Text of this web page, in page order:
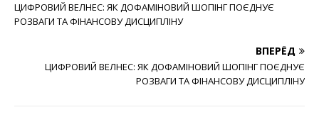
ЦИФРОВИЙ ВЕЛНЕС: ЯК ДОФАМІНОВИЙ ШОПІНГ ПОЄДНУЄ
РОЗВАГИ ТА ФІНАНСОВУ ДИСЦИПЛІНУ
ВПЕРЁД
ЦИФРОВИЙ ВЕЛНЕС: ЯК ДОФАМІНОВИЙ ШОПІНГ ПОЄДНУЄ
РОЗВАГИ ТА ФІНАНСОВУ ДИСЦИПЛІНУ